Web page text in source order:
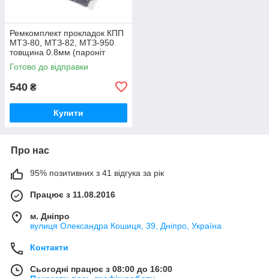
Ремкомплект прокладок КПП
МТЗ-80, МТЗ-82, МТЗ-950
товщина 0.8мм (пароніт
Україна) Р/к коробки передач
МТЗ
Готово до відправки
540 ₴
Купити
Про нас
95% позитивних з 41 відгука за рік
Працює з 11.08.2016
м. Дніпро
вулиця Олександра Кошиця, 39, Дніпро, Україна
Контакти
Сьогодні працює з 08:00 до 16:00